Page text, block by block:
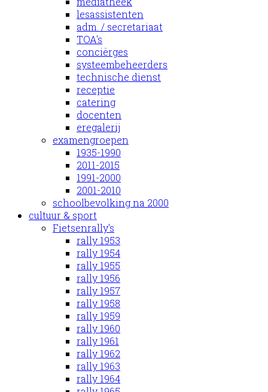
lesassistenten
adm. / secretariaat
TOA's
conciërges
systeembeheerders
technische dienst
receptie
catering
docenten
eregalerij
examengroepen
1935-1990
2011-2015
1991-2000
2001-2010
schoolbevolking na 2000
cultuur & sport
Fietsenrally's
rally 1953
rally 1954
rally 1955
rally 1956
rally 1957
rally 1958
rally 1959
rally 1960
rally 1961
rally 1962
rally 1963
rally 1964